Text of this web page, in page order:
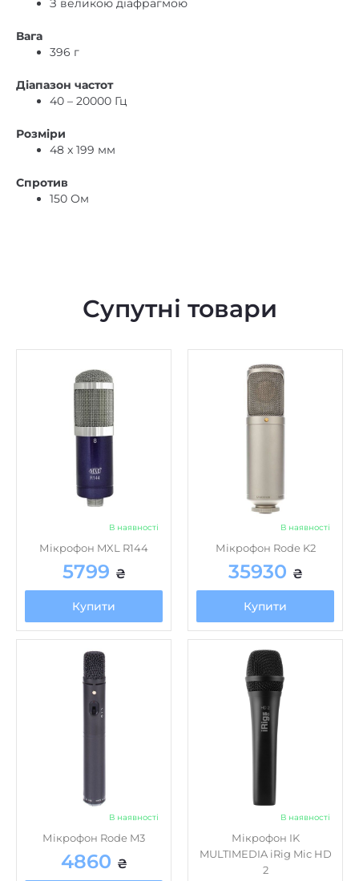
З великою діафрагмою
Вага
396 г
Діапазон частот
40 – 20000 Гц
Розміри
48 x 199 мм
Спротив
150 Ом
Супутні товари
В наявності
Мікрофон MXL R144
5799 ₴
Купити
В наявності
Мікрофон Rode K2
35930 ₴
Купити
В наявності
Мікрофон Rode M3
4860 ₴
В наявності
Мікрофон IK
MULTIMEDIA iRig Mic HD
2